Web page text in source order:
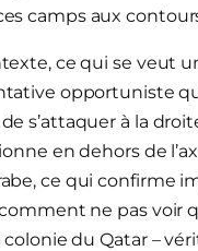
camps aux
ce qui se veut
opportuniste
s’attaquer à la
en dehors de
ce qui confirme
ne pas voir
colonie du Qatar –